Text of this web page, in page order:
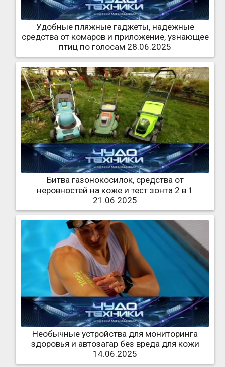
Удобные пляжные гаджеты, надежные
средства от комаров и приложение, узнающее
птиц по голосам 28.06.2025
Битва газонокосилок, средства от
неровностей на коже и тест зонта 2 в 1
21.06.2025
Необычные устройства для мониторинга
здоровья и автозагар без вреда для кожи
14.06.2025